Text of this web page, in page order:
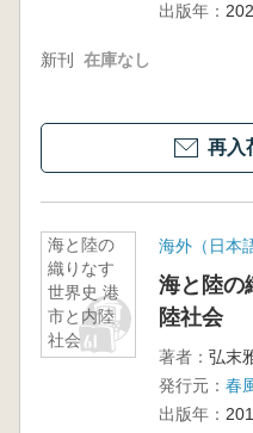
出版年：
新刊 在庫なし
再入
海と陸の
織りなす
世界史 港
市と内陸
社会
海外（日本
海と陸の
陸社会
著者： 弘末
発行元： 春
出版年：